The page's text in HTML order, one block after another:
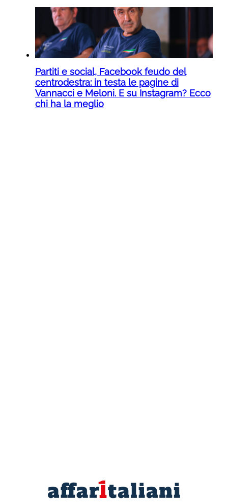
Partiti e social, Facebook feudo del
centrodestra: in testa le pagine di
Vannacci e Meloni. E su Instagram? Ecco
chi ha la meglio